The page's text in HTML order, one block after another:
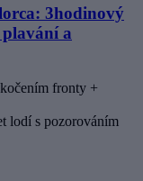
3hodinový
a
fronty +
lodí s pozorováním